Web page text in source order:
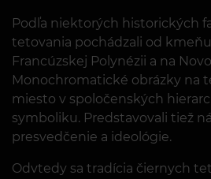
Podľa niektorých historických
tetovania pochádzali od
Francúzskej Polynézii a na
Monochromatické obrázky na
miesto v spoločenských
symboliku. Predstavovali tiež
presvedčenie a ideológie.
Odvtedy sa tradícia čiernych